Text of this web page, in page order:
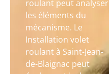
roulant peut analyser
les éléments du
mécanisme. Le
Installation volet
roulant à Saint-Jean-
de-Blaignac peut